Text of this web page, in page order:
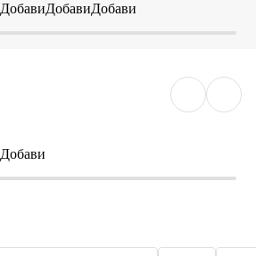
ДобавиДобавиДобави
Добави